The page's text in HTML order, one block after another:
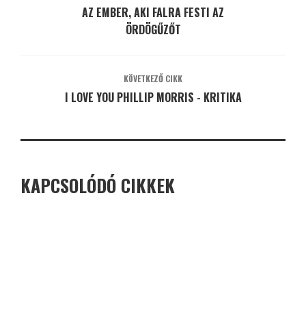
AZ EMBER, AKI FALRA FESTI AZ
ÖRDÖGŰZŐT
KÖVETKEZŐ CIKK
I LOVE YOU PHILLIP MORRIS - KRITIKA
KAPCSOLÓDÓ CIKKEK